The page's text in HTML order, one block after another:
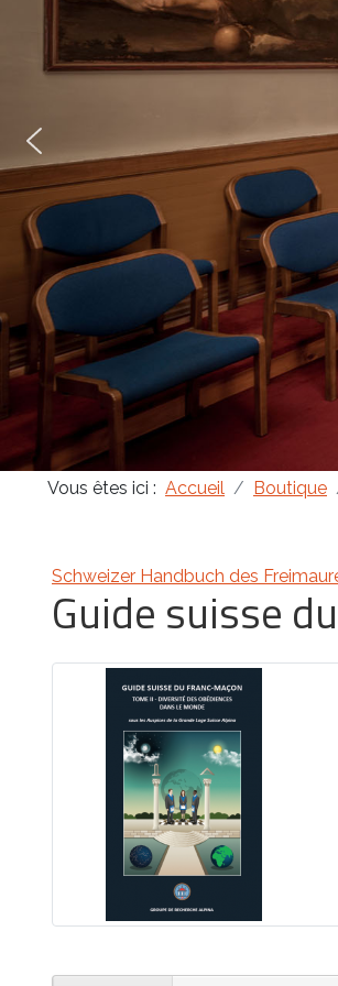
Vous êtes ici : Accueil Boutique
Schweizer Handbuch des
Guide suisse
Masonica 47
Masonica 45